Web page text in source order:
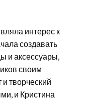
интерес к
создавать
и аксессуары,
своим
творческий
и Кристина